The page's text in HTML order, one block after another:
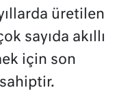
üretilen
sayıda akıllı
için son